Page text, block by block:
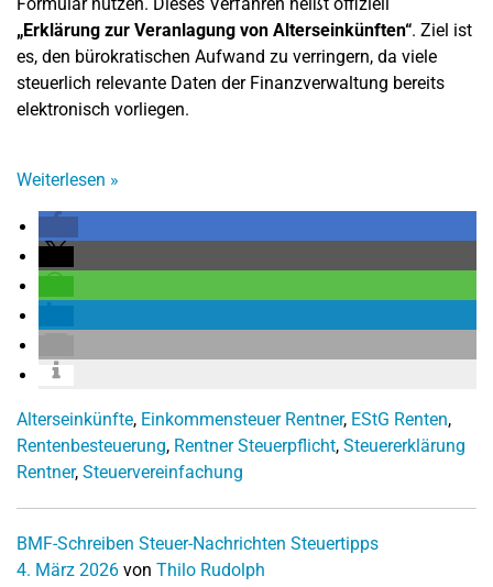
„Erklärung zur Veranlagung von Alterseinkünften“. Ziel ist
es, den bürokratischen Aufwand zu verringern, da viele
steuerlich relevante Daten der Finanzverwaltung bereits
elektronisch vorliegen.
Weiterlesen »
Alterseinkünfte, Einkommensteuer Rentner, EStG Renten,
Rentenbesteuerung, Rentner Steuerpflicht, Steuererklärung
Rentner, Steuervereinfachung
BMF-Schreiben Steuer-Nachrichten Steuertipps
4. März 2026 von Thilo Rudolph